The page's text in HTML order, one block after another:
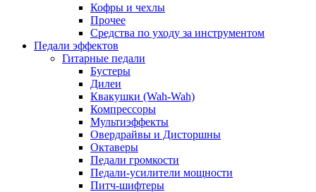
Кофры и чехлы
Прочее
Средства по уходу за инструментом
Педали эффектов
Гитарные педали
Бустеры
Дилеи
Квакушки (Wah-Wah)
Компрессоры
Мультиэффекты
Овердрайвы и Дисторшны
Октаверы
Педали громкости
Педали-усилители мощности
Питч-шифтеры